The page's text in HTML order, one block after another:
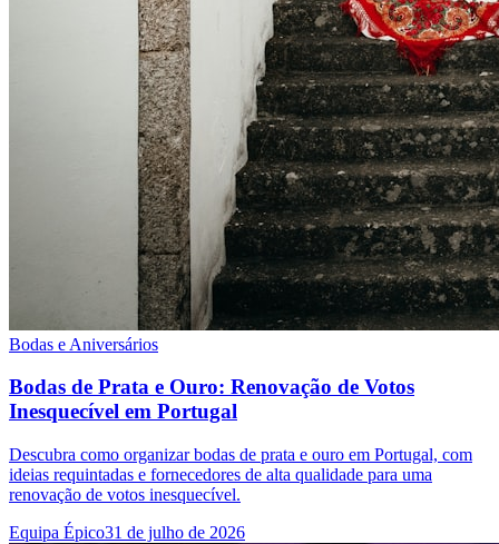
Bodas e Aniversários
Bodas de Prata e Ouro: Renovação de Votos
Inesquecível em Portugal
Descubra como organizar bodas de prata e ouro em Portugal, com
ideias requintadas e fornecedores de alta qualidade para uma
renovação de votos inesquecível.
Equipa Épico31 de julho de 2026